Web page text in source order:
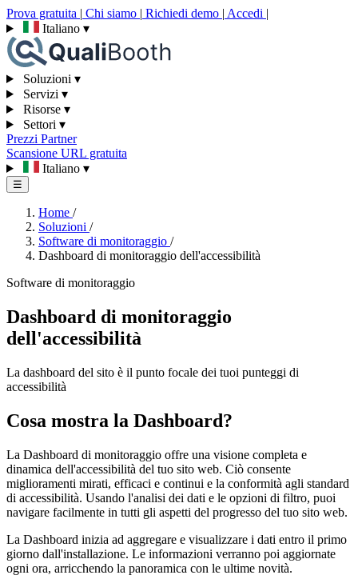
Prova gratuita | Chi siamo | Richiedi demo | Accedi |
Italiano ▾
Soluzioni ▾
Servizi ▾
Risorse ▾
Settori ▾
Prezzi Partner
Scansione URL gratuita
Italiano ▾
☰
Home /
Soluzioni /
Software di monitoraggio /
Dashboard di monitoraggio dell'accessibilità
Software di monitoraggio
Dashboard di monitoraggio
dell'accessibilità
La dashboard del sito è il punto focale dei tuoi punteggi di
accessibilità
Cosa mostra la Dashboard?
La Dashboard di monitoraggio offre una visione completa e
dinamica dell'accessibilità del tuo sito web. Ciò consente
miglioramenti mirati, efficaci e continui e la conformità agli standard
di accessibilità. Usando l'analisi dei dati e le opzioni di filtro, puoi
navigare facilmente in tutti gli aspetti del progresso del tuo sito web.
La Dashboard inizia ad aggregare e visualizzare i dati entro il primo
giorno dall'installazione. Le informazioni verranno poi aggiornate
ogni ora, arricchendo la panoramica con le ultime novità.